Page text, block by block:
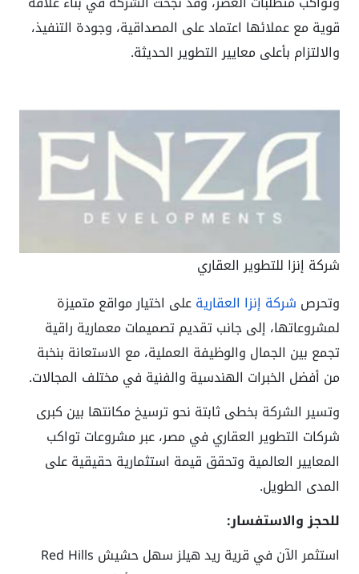
قوية مع عملائها اعتماد على المصداقية، وجودة التنفيذ،
والالتزام بأعلى معايير التطوير الحديثة.
شركة إنزا للتطوير العقاري
وتحرص شركة إنزا العقاريةعلى اختيار مواقع متميزة
لمشروعاتها، إلى جانب تقديم تصميمات معمارية راقية
تجمع بين الجمال والوظيفة العملية، مع الاستعانة بنخبة
من أفضل الخبرات الهندسية والفنية في مختلف المجالات.
وتسير الشركة بخطى ثابتة نحو ترسيخ مكانتها بين كبرى
شركات التطوير العقاري في مصر، عبر مشروعات تواكب
المعايير العالمية وتحقق قيمة استثمارية حقيقية على
المدى الطويل.
للحجز والاستفسار:
استثمر الآن في قرية ريد هيلز سهل حشيش Red Hills